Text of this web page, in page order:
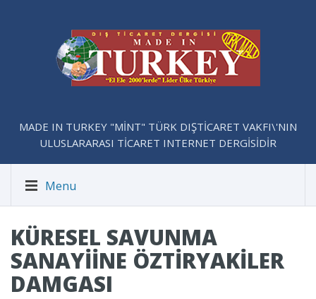
MADE IN TURKEY "MİNT" TÜRK DIŞTİCARET VAKFI\'NIN
ULUSLARARASI TİCARET INTERNET DERGİSİDİR
Menu
KÜRESEL SAVUNMA
SANAYIINE ÖZTIRYAKILER
DAMGASI